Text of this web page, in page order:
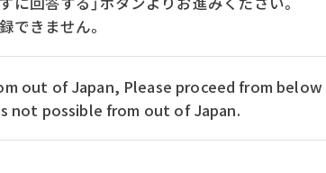
できません。
out of Japan, Please proceed from below
not possible from out of Japan.